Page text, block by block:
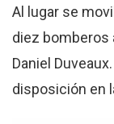
Al lugar se
diez bomberos
Daniel
disposición en